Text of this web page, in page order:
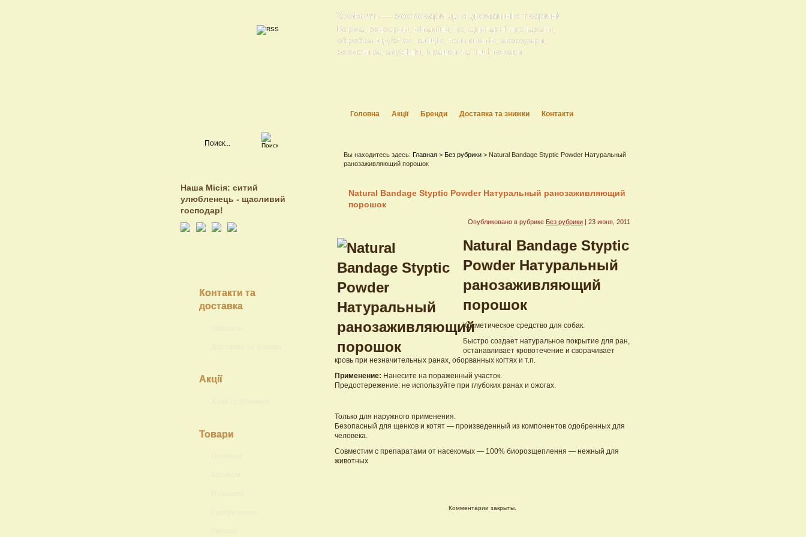
Zookorm — зоотовари для домашніх тварин!
Корма, консерви, вітаміни, ветеринарні препарати,
обробка від блох, кліщів, гельминтів, аксесуари,
косметика, амуніція, іграшки та інші товари
Головна Акції Бренди Доставка та знижки Контакти
Наша Місія: ситий
улюбленець - щасливий
господар!
Контакти та
доставка
Акції
Товари
Вы находитесь здесь: Главная > Без рубрики > Natural Bandage Styptic Powder Натуральный
ранозаживляющий порошок
Natural Bandage Styptic Powder Натуральный ранозаживляющий
порошок
Опубликовано в рубрике Без рубрики | 23 июня, 2011
Natural Bandage Styptic
Powder Натуральный
ранозаживляющий
порошок
Косметическое средство для собак.
Быстро создает натуральное покрытие для ран,
останавливает кровотечение и сворачивает
кровь при незначительных ранах, оборванных когтях и т.п.
Применение: Нанесите на пораженный участок.
Предостережение: не используйте при глубоких ранах и ожогах.
Только для наружного применения.
Безопасный для щенков и котят — произведенный из компонентов одобренных для
человека.
Совместим с препаратами от насекомых — 100% биорозщеплення — нежный для
животных
Комментарии закрыты.